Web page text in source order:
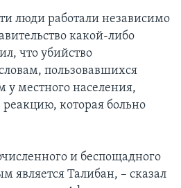
люди работали независимо
какой-либо
что убийство
пользовавшихся
местного населения,
которая больно
и беспощадного
является Талибан, – сказал